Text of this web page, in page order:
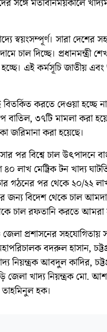
সঙ্গে মতবিনিময়কালে
স্বয়ংসম্পূর্ণ। সারা দেশের
চাল দিচ্ছে। প্রধানমন্ত্রী
হচ্ছে। এই কর্মসূচি জাতীয়
করতে দেওয়া হচ্ছে
বাতিল, ৩৭টি মামলা করা
জরিমানা করা হয়েছে।
পর বিশ্বে চাল উৎপাদনে
লাখ মেট্রিক টন খাদ্য
গঠনের পর থেকে ২০/২২
বিদেশ থেকে চাল
চাল রফতানি করতে আমরা
জেলা প্রশাসনের
বদরুল হাসান,
আবদুল কাদির,
জেলা খাদ্য নিয়ন্ত্রক মো.
হক।